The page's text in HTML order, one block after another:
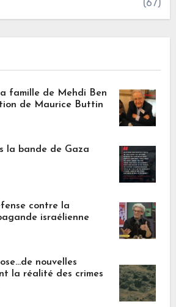
(67)
famille de Mehdi Ben
de Maurice Buttin
la bande de Gaza
contre la
israélienne
nouvelles
la réalité des crimes